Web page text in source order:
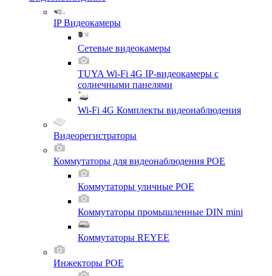
IP Видеокамеры
Сетевые видеокамеры
TUYA Wi-Fi 4G IP-видеокамеры с
солнечными панелями
Wi-Fi 4G Комплекты видеонаблюдения
Видеорегистраторы
Коммутаторы для видеонаблюдения POE
Коммутаторы уличные POE
Коммутаторы промышленные DIN mini
Коммутаторы REYEE
Инжекторы POE